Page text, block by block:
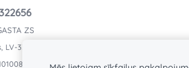
ZS
3329